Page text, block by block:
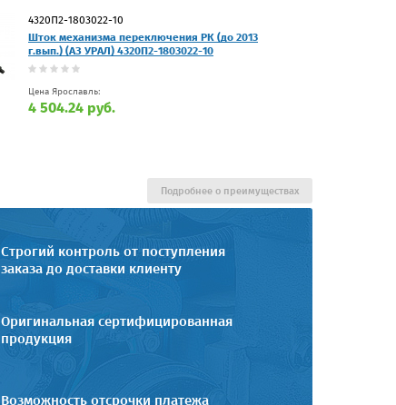
4320П2-1803022-10
Шток механизма переключения РК (до 2013
г.вып.) (АЗ УРАЛ) 4320П2-1803022-10
Цена Ярославль:
4 504.24 руб.
Строгий контроль от поступления
заказа до доставки клиенту
Оригинальная сертифицированная
продукция
Возможность отсрочки платежа
Подробнее о преимуществах